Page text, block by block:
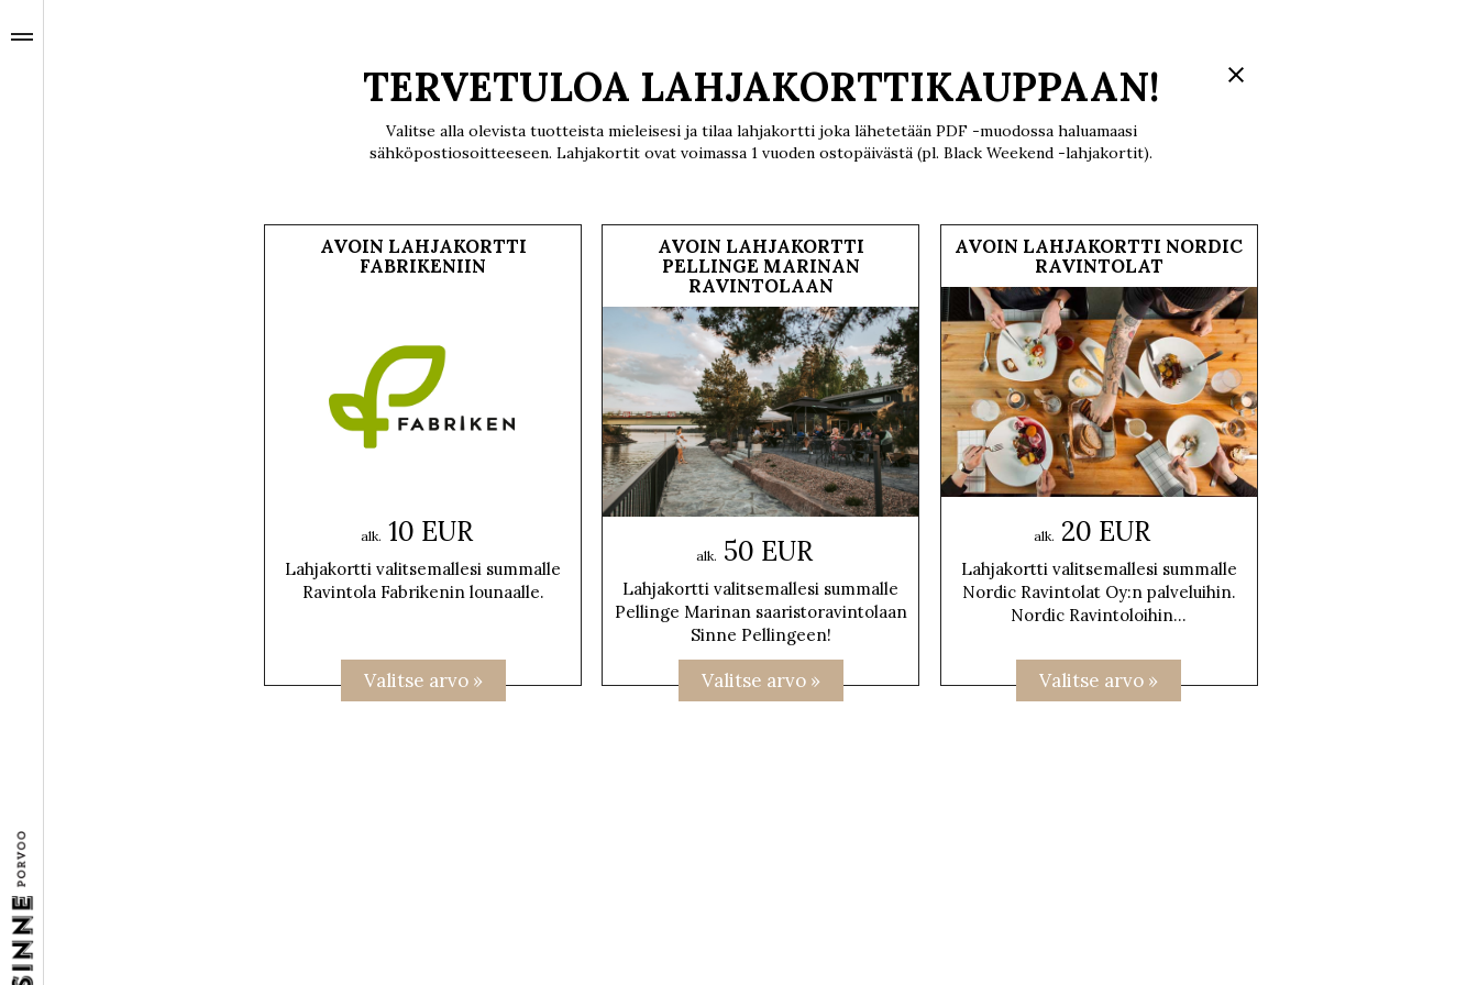
TERVETULOA LAHJAKORTTIKAUPPAAN!
Valitse alla olevista tuotteista mieleisesi ja tilaa lahjakortti joka lähetetään PDF -muodossa haluamaasi
sähköpostiosoitteeseen. Lahjakortit ovat voimassa 1 vuoden ostopäivästä (pl. Black Weekend -lahjakortit).
AVOIN LAHJAKORTTI
FABRIKENIIN
alk. 10 EUR
Lahjakortti valitsemallesi summalle
Ravintola Fabrikenin lounaalle.
AVOIN LAHJAKORTTI
PELLINGE MARINAN
RAVINTOLAAN
alk. 50 EUR
Lahjakortti valitsemallesi summalle
Pellinge Marinan saaristoravintolaan
Sinne Pellingeen!
AVOIN LAHJAKORTTI NORDIC
RAVINTOLAT
alk. 20 EUR
Lahjakortti valitsemallesi summalle
Nordic Ravintolat Oy:n palveluihin.
Nordic Ravintoloihin...